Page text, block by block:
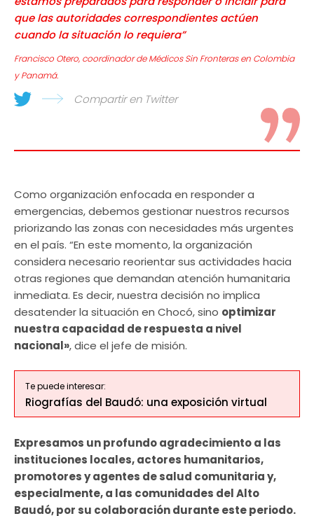
que las autoridades correspondientes actúen
cuando la situación lo requiera”
Francisco Otero, coordinador de Médicos Sin Fronteras en Colombia
y Panamá.
Compartir en Twitter
Como organización enfocada en responder a
emergencias, debemos gestionar nuestros recursos
priorizando las zonas con necesidades más urgentes
en el país. “En este momento, la organización
considera necesario reorientar sus actividades hacia
otras regiones que demandan atención humanitaria
inmediata. Es decir, nuestra decisión no implica
desatender la situación en Chocó, sino optimizar
nuestra capacidad de respuesta a nivel
nacional», dice el jefe de misión.
Te puede interesar:
Riografías del Baudó: una exposición virtual
Expresamos un profundo agradecimiento a las
instituciones locales, actores humanitarios,
promotores y agentes de salud comunitaria y,
especialmente, a las comunidades del Alto
Baudó, por su colaboración durante este periodo.